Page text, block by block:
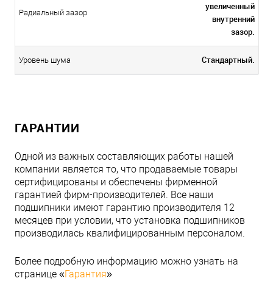
Радиальный зазор
увеличенный
внутренний
зазор.
Уровень шума Стандартный.
ГАРАНТИИ
Одной из важных составляющих работы нашей
компании является то, что продаваемые товары
сертифицированы и обеспечены фирменной
гарантией фирм-производителей. Все наши
подшипники имеют гарантию производителя 12
месяцев при условии, что установка подшипников
производилась квалифицированным персоналом.
Более подробную информацию можно узнать на
странице «Гарантия»